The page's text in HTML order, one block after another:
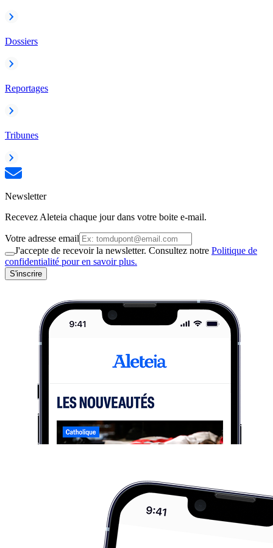
Dossiers
Reportages
Tribunes
Newsletter
Recevez Aleteia chaque jour dans votre boite e-mail.
Votre adresse email
J'accepte de recevoir la newsletter. Consultez notre Politique de
confidentialité pour en savoir plus.
S'inscrire